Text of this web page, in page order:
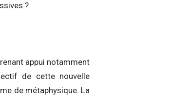
?
appui notamment
de cette nouvelle
de métaphysique. La